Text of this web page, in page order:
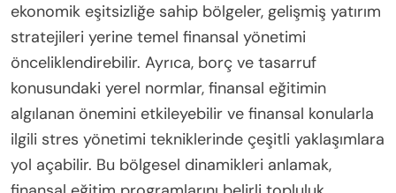
ekonomik eşitsizliğe sahip bölgeler, gelişmiş yatırım
stratejileri yerine temel finansal yönetimi
önceliklendirebilir. Ayrıca, borç ve tasarruf
konusundaki yerel normlar, finansal eğitimin
algılanan önemini etkileyebilir ve finansal konularla
ilgili stres yönetimi tekniklerinde çeşitli yaklaşımlara
yol açabilir. Bu bölgesel dinamikleri anlamak,